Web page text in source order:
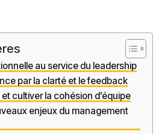
au service du leadership
par la clarté et le feedback
cultiver la cohésion d’équipe
enjeux du management